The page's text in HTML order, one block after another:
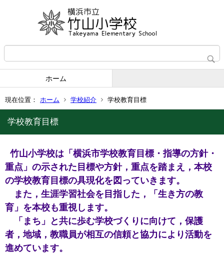
ホーム
現在位置： ホーム 学校紹介 学校教育目標
学校教育目標
竹山小学校は「横浜市学校教育目標・指導の方針・
重点」の示された目標や方針，重点を踏まえ，本校
の学校教育目標の具現化を図っていきます。
また，生涯学習社会を目指した，「生き方の教
育」を本校も重視します。
「まち」と共に歩む学校づくりに向けて，保護
者，地域，教職員が相互の信頼と協力により活動を
進めています。